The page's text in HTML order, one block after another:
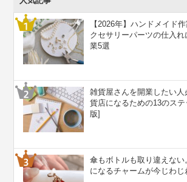
【2026年】ハンドメイド
クセサリーパーツの仕入れ
業5選
雑貨屋さんを開業したい
貨店になるための13のス
版]
傘もボトルも取り違えない
になるチャームが今じわじ